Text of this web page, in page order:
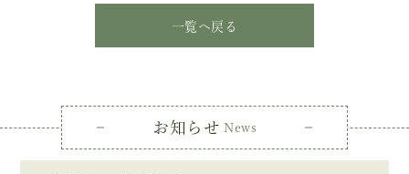
一覧へ戻る
お知らせ News